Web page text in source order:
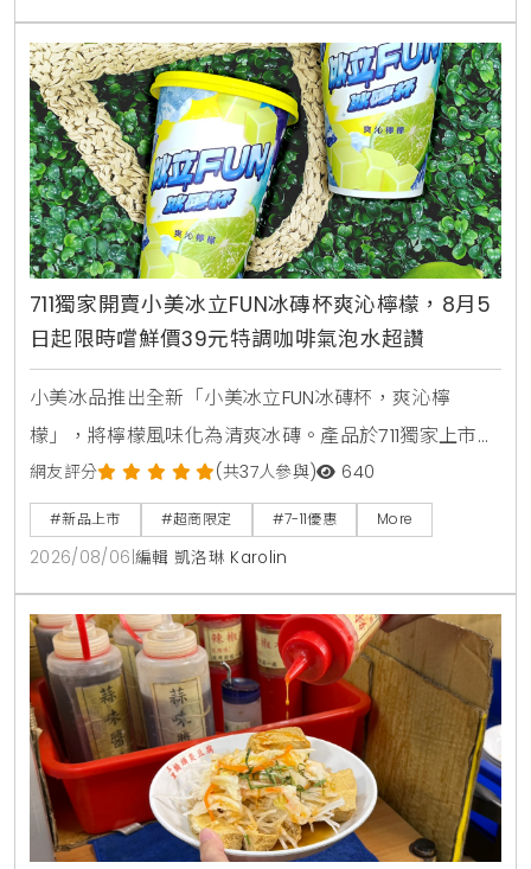
與營業時間一次整理給您。
711獨家開賣小美冰立FUN冰磚杯爽沁檸檬，8月5
日起限時嚐鮮價39元特調咖啡氣泡水超讚
小美冰品推出全新「小美冰立FUN冰磚杯，爽沁檸
檬」，將檸檬風味化為清爽冰磚。產品於711獨家上市，
2026年8月5日至9月1日享嚐鮮價39元。顆粒狀冰磚可
直接食用，也能加入氣泡水或咖啡混搭出夏日特調飲
品。
網友評分 (共37人參與) 640
#新品上市 #超商限定 #7-11優惠 More
2026/08/06 編輯 凱洛琳 Karolin